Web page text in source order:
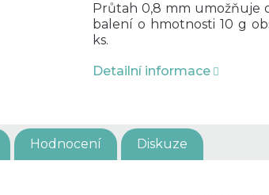
Průtah 0,8 mm umožňuje
balení o hmotnosti 10 g
ks.
Detailní informace
Hodnocení Diskuze